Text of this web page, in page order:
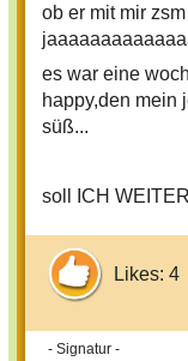
ob er mit mir
es war eine
happy,den mein
süß...
soll ICH
Likes: 4
- Signatur -